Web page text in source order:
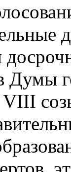
Думы